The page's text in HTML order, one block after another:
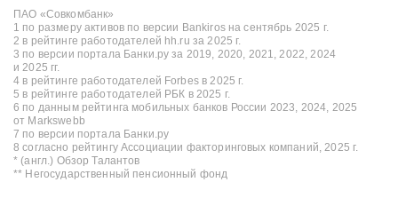
ПАО «Совкомбанк»
1 по размеру активов по версии Bankiros на сентябрь 2025 г.
2 в рейтинге работодателей hh.ru за 2025 г.
3 по версии портала Банки.ру за 2019, 2020, 2021, 2022, 2024
и 2025 гг.
4 в рейтинге работодателей Forbes в 2025 г.
5 в рейтинге работодателей РБК в 2025 г.
6 по данным рейтинга мобильных банков России 2023, 2024, 2025
от Markswebb
7 по версии портала Банки.ру
8 согласно рейтингу Ассоциации факторинговых компаний, 2025 г.
* (англ.) Обзор Талантов
** Негосударственный пенсионный фонд